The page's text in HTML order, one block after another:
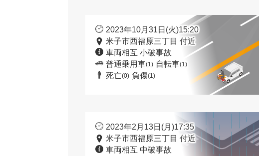
2023年10月31日(火)15:20
米子市西福原三丁目 付近
車両相互 小破事故
普通乗用車(1) 自転車(1)
死亡(0) 負傷(1)
2023年2月13日(月)17:35
米子市西福原三丁目 付近
車両相互 中破事故